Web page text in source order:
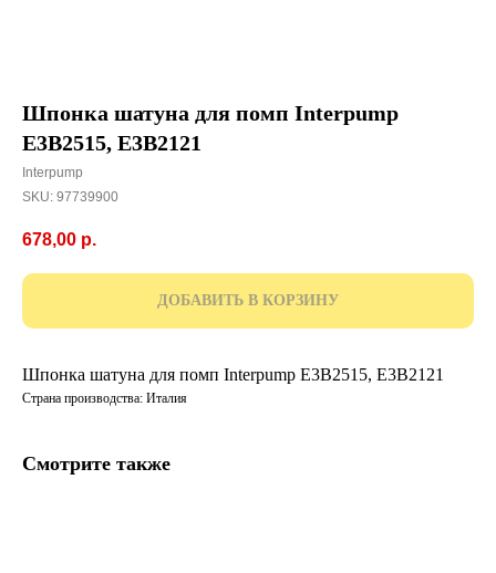
Шпонка шатуна для помп Interpump
E3B2515, E3B2121
Interpump
SKU: 97739900
678,00 р.
ДОБАВИТЬ В КОРЗИНУ
Шпонка шатуна для помп Interpump E3B2515, E3B2121
Страна производства: Италия
Смотрите также